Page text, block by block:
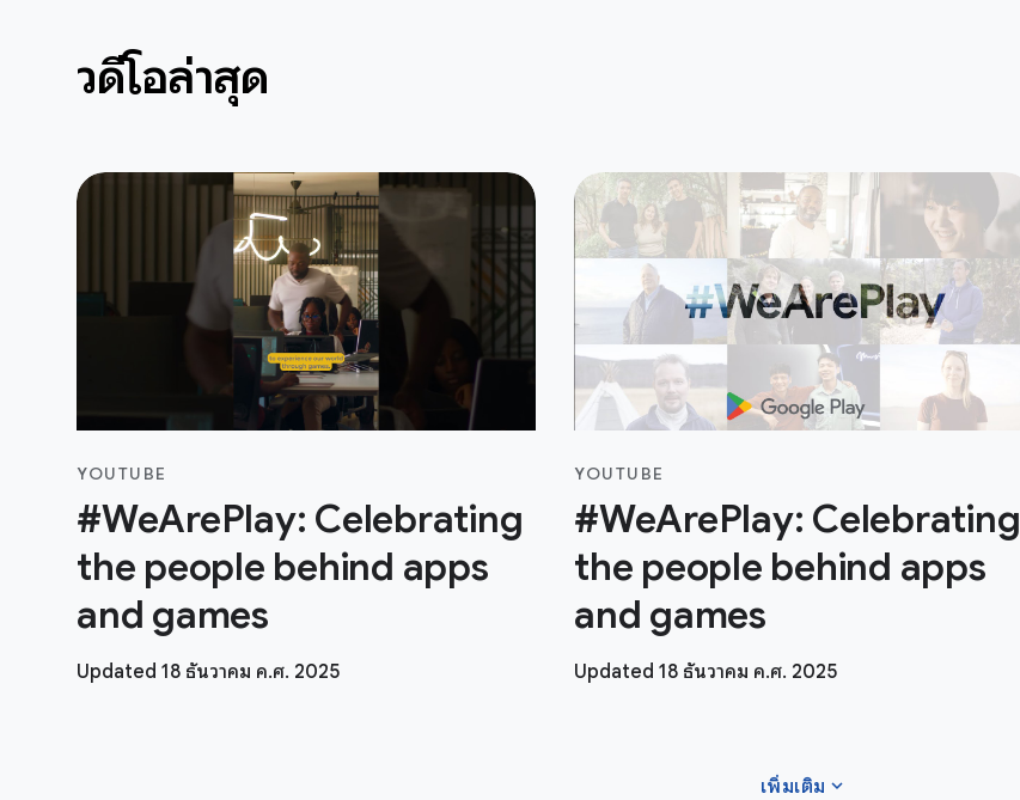
วิดีโอล่าสุด
YOUTUBE
#WeArePlay: Celebrating
the people behind apps
and games
Updated 18 ธันวาคม ค.ศ. 2025
YOUTUBE
#WeArePlay: Celebrating
the people behind apps
and games
Updated 18 ธันวาคม ค.ศ. 2025
เพิ่มเติม expand_more